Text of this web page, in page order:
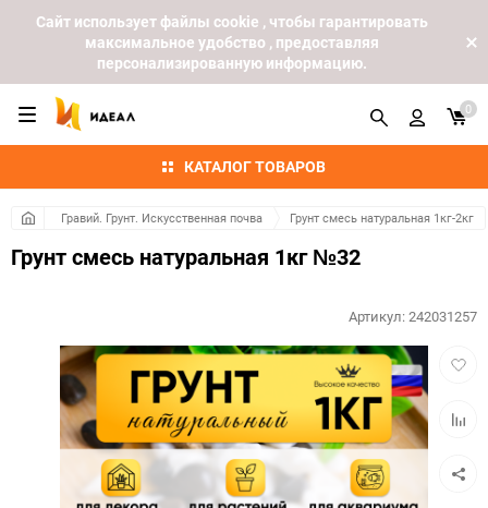
Cайт использует файлы cookie , чтобы гарантировать
максимальное удобство , предоставляя
персонализированную информацию.
КАТАЛОГ ТОВАРОВ
0
Гравий. Грунт. Искусственная почва Грунт смесь натуральная 1кг-2кг
Грунт смесь натуральная 1кг №32
Артикул:242031257